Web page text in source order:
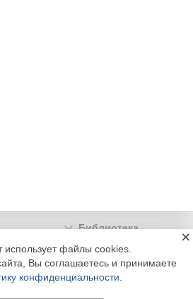
Библиотека
Реклама
использует файлы cookies.
Вы соглашаетесь и принимаете
конфиденциальности
×